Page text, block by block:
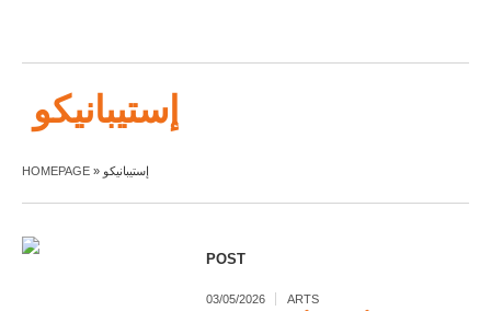
إستيبانيكو
HOMEPAGE » إستيبانيكو
POST
03/05/2026 ARTS